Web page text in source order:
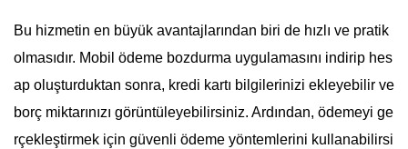
Bu hizmetin en büyük avantajlarından biri de hızlı ve pratik
olmasıdır. Mobil ödeme bozdurma uygulamasını indirip hes
ap oluşturduktan sonra, kredi kartı bilgilerinizi ekleyebilir ve
borç miktarınızı görüntüleyebilirsiniz. Ardından, ödemeyi ge
rçekleştirmek için güvenli ödeme yöntemlerini kullanabilirsi